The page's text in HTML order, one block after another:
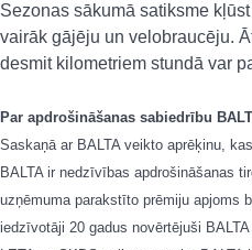
Sezonas sākumā satiksme
vairāk gājēju un velobraucēju.
desmit kilometriem stundā var
Par apdrošināšanas sabiedrību
Saskaņā ar BALTA veikto aprēķinu,
BALTA ir nedzīvības apdrošināšanas
uzņēmuma parakstīto prēmiju apjoms
iedzīvotāji 20 gadus novērtējuši